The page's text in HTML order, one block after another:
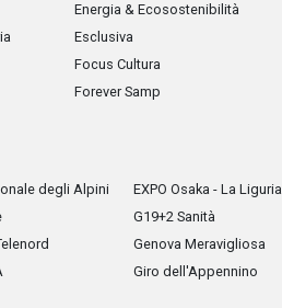
Energia & Ecosostenibilità
Esclusiva
Focus Cultura
Forever Samp
degli Alpini
EXPO Osaka - La Liguria
G19+2 Sanità
Genova Meravigliosa
Giro dell'Appennino